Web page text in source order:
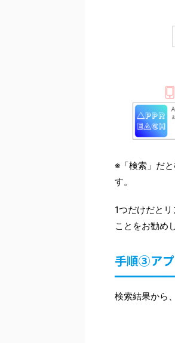
※「検索」だ
す。
1つだけだと
ことをお勧め
手順③ア
検索結果から